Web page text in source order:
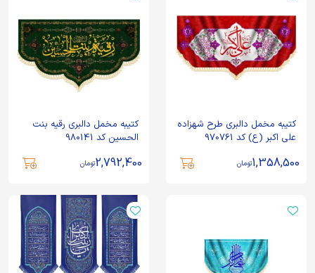
کتیبه مخمل دالبری طرح شهزاده
علی اکبر (ع) کد 970761
1,358,500تومان
کتیبه مخمل دالبری رقیه بنت
الحسین کد 980141
2,792,400تومان